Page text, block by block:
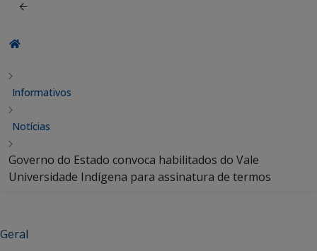
Informativos
Notícias
Governo do Estado convoca habilitados do Vale
Universidade Indígena para assinatura de termos
Geral